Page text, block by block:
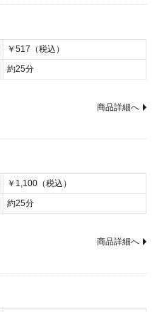
￥517（税込）
約25分
商品詳細へ
￥1,100（税込）
約25分
商品詳細へ